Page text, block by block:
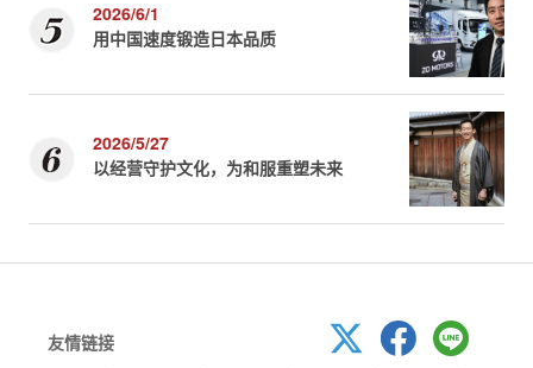
2026/6/1
用中国速度锻造日本品质
2026/5/27
以经营守护文化，为和服重塑未来
友情链接